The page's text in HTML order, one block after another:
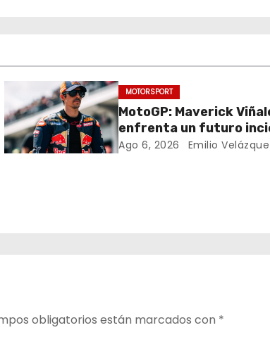
MOTORSPORT
MotoGP: Maverick
enfrenta un futuro
resultados
Ago 6, 2026 Emilio
obligatorios están marcados con *